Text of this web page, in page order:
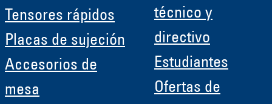
Tensores rápidos
Placas de sujeción
Accesorios de
mesa
técnico y
directivo
Estudiantes
Ofertas de